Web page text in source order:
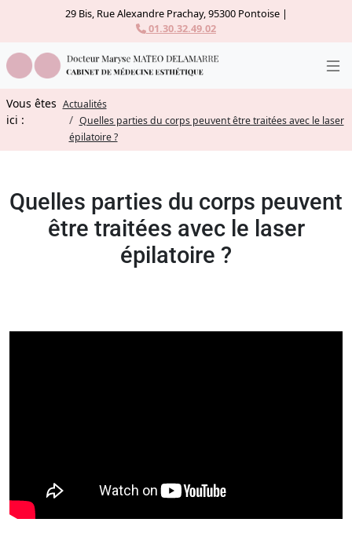
29 Bis, Rue Alexandre Prachay, 95300 Pontoise |
01.30.32.49.02
Vous êtes
ici :
Actualités
Quelles parties du corps peuvent être traitées avec le laser
épilatoire ?
Quelles parties du corps peuvent
être traitées avec le laser
épilatoire ?
Panneau de gestion des cookies